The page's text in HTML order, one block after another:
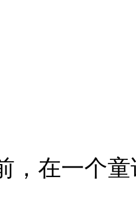
，在一个